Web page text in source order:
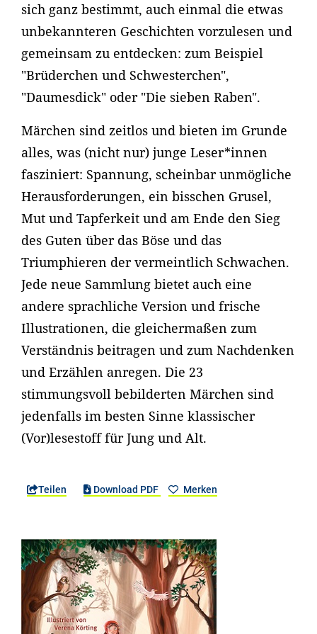
sich ganz bestimmt, auch einmal die etwas
unbekannteren Geschichten vorzulesen und
gemeinsam zu entdecken: zum Beispiel
"Brüderchen und Schwesterchen",
"Daumesdick" oder "Die sieben Raben".
Märchen sind zeitlos und bieten im Grunde
alles, was (nicht nur) junge Leser*innen
fasziniert: Spannung, scheinbar unmögliche
Herausforderungen, ein bisschen Grusel,
Mut und Tapferkeit und am Ende den Sieg
des Guten über das Böse und das
Triumphieren der vermeintlich Schwachen.
Jede neue Sammlung bietet auch eine
andere sprachliche Version und frische
Illustrationen, die gleichermaßen zum
Verständnis beitragen und zum Nachdenken
und Erzählen anregen. Die 23
stimmungsvoll bebilderten Märchen sind
jedenfalls im besten Sinne klassischer
(Vor)lesestoff für Jung und Alt.
Teilen Download PDF Merken